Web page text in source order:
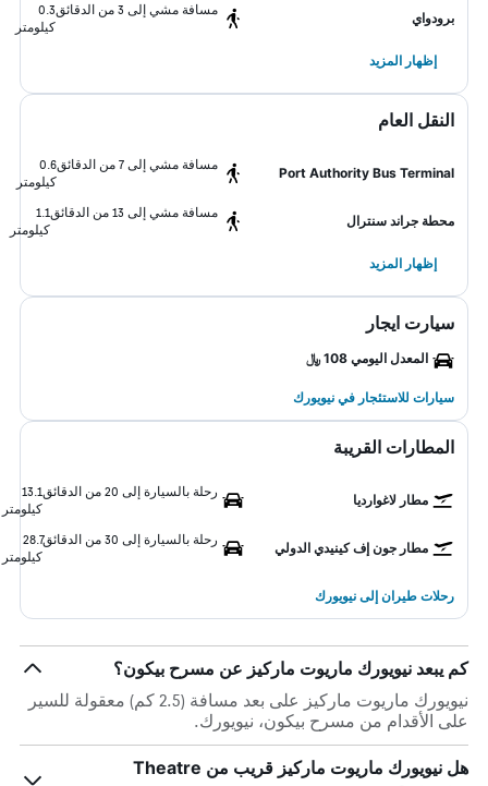
برودواي
مسافة مشي إلى 3 من الدقائق
0.3
كيلومتر
إظهار المزيد
النقل العام
Port Authority Bus Terminal
مسافة مشي إلى 7 من الدقائق
0.6
كيلومتر
محطة جراند سنترال
مسافة مشي إلى 13 من الدقائق
1.1
كيلومتر
إظهار المزيد
سيارت ايجار
المعدل اليومي 108 ﷼
سيارات للاستئجار في نيويورك
المطارات القريبة
مطار لاغوارديا
رحلة بالسيارة إلى 20 من الدقائق
13.1
كيلومتر
مطار جون إف كينيدي الدولي
رحلة بالسيارة إلى 30 من الدقائق
28.7
كيلومتر
رحلات طيران إلى نيويورك
كم يبعد نيويورك ماريوت ماركيز عن مسرح بيكون؟
نيويورك ماريوت ماركيز على بعد مسافة (2.5 كم) معقولة للسير
على الأقدام من مسرح بيكون، نيويورك.
هل نيويورك ماريوت ماركيز قريب من Theatre